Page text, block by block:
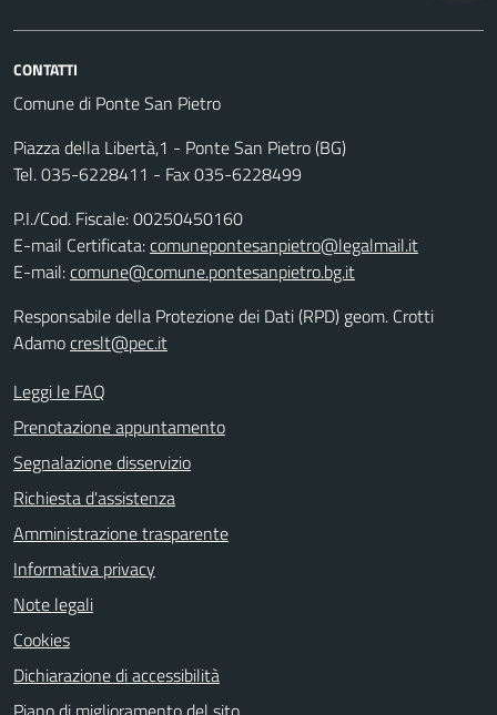
CONTATTI
Comune di Ponte San Pietro
Piazza della Libertà,1 - Ponte San Pietro (BG)
Tel. 035-6228411 - Fax 035-6228499
P.I./Cod. Fiscale: 00250450160
E-mail Certificata:comunepontesanpietro@legalmail.it
E-mail:comune@comune.pontesanpietro.bg.it
Responsabile della Protezione dei Dati (RPD) geom. Crotti
Adamocreslt@pec.it
Leggi le FAQ
Prenotazione appuntamento
Segnalazione disservizio
Richiesta d'assistenza
Amministrazione trasparente
Informativa privacy
Note legali
Cookies
Dichiarazione di accessibilità